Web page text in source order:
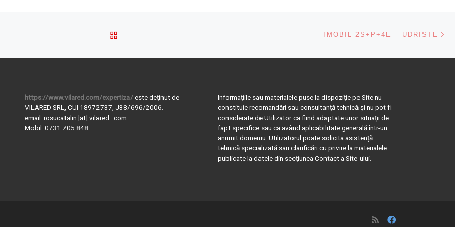
IMOBIL 2S+P+4E – UDRISTE
https://www.vilared.com/expertiza/este deținut de
VILARED SRL, CUI 18972737, J38/696/2006.
email: rosucatalin [at] vilared . com
Mobil: 0731 705 848
Informațiile sau materialele puse la dispoziție pe Site nu
constituie recomandări sau consultanță tehnică și nu pot fi
considerate de Utilizator ca fiind adaptate unor situații de
fapt specifice sau ca având aplicabilitate generală într-un
anumit domeniu. Utilizatorul poate solicita asistență
tehnică specializată sau clarificări cu privire la materialele
publicate la datele din secțiunea Contact a Site-ului.